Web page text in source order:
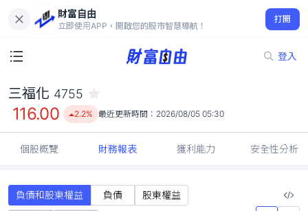
財富自由
立即使用APP，開啟您的股市智慧導航！
打開
登入
116.00
2.2%
三福化 4755
116.00 2.2% 最近更新時間： 2026/08/05 05:30
個股概覽 財務報表 獲利能力 安全性分析
負債和股東權益 負債 股東權益